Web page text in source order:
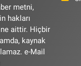
metni,
hakları
aittir. Hiçbir
kaynak
e-Mail